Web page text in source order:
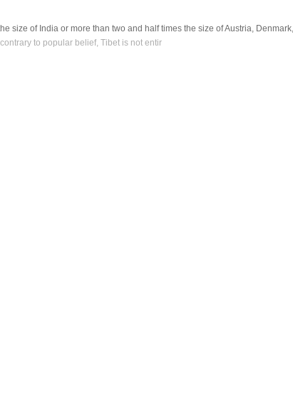
size of India or more than two and half times the size of Austria,
to popular belief, Tibet is not entir